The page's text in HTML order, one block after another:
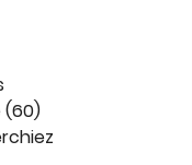
(60)